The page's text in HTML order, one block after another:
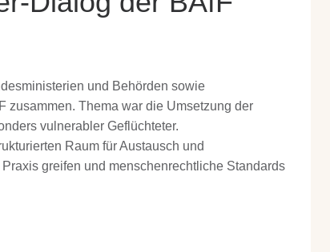
und Behörden sowie
zusammen. Thema war die Umsetzung der
vulnerabler Geflüchteter.
Raum für Austausch und
greifen und menschenrechtliche Standards